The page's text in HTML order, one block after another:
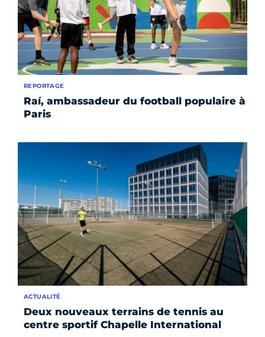
Raí, ambassadeur du football populaire à
Paris
REPORTAGE
Deux nouveaux terrains de tennis au
centre sportif Chapelle International
ACTUALITÉ